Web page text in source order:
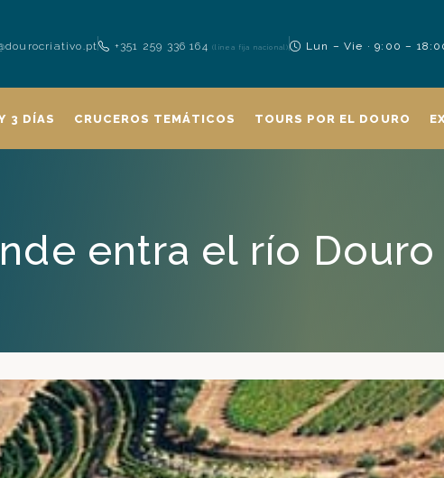
+351 259 336 164(línea fija nacional) Lun – Vie · 9:00 –
3 DÍAS CRUCEROS TEMÁTICOS TOURS POR EL DOURO
entra el río